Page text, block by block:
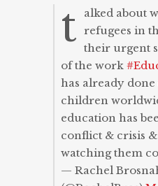
t
alked about
refugees in
their urgent
of the work
has already
children
education has
conflict & crisis
watching them
— Rachel